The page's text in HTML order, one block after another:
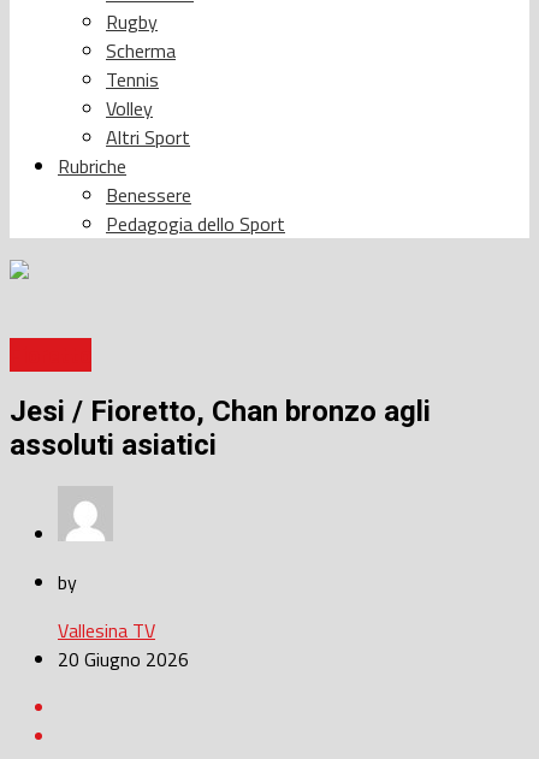
Rugby
Scherma
Tennis
Volley
Altri Sport
Rubriche
Benessere
Pedagogia dello Sport
Jesi / Fioretto, Chan bronzo agli
assoluti asiatici
by
Vallesina TV
20 Giugno 2026